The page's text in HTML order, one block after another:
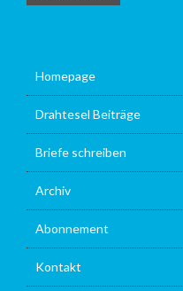
Homepage
Drahtesel Beiträge
Briefe schreiben
Archiv
Abonnement
Kontakt